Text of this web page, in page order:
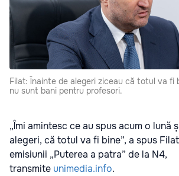
Filat: Înainte de alegeri ziceau că totul va fi
nu sunt bani pentru profesori.
„Îmi amintesc ce au spus acum o lună
alegeri, că totul va fi bine”, a spus
emisiunii „Puterea a patra” de la N4,
transmite unimedia.info.